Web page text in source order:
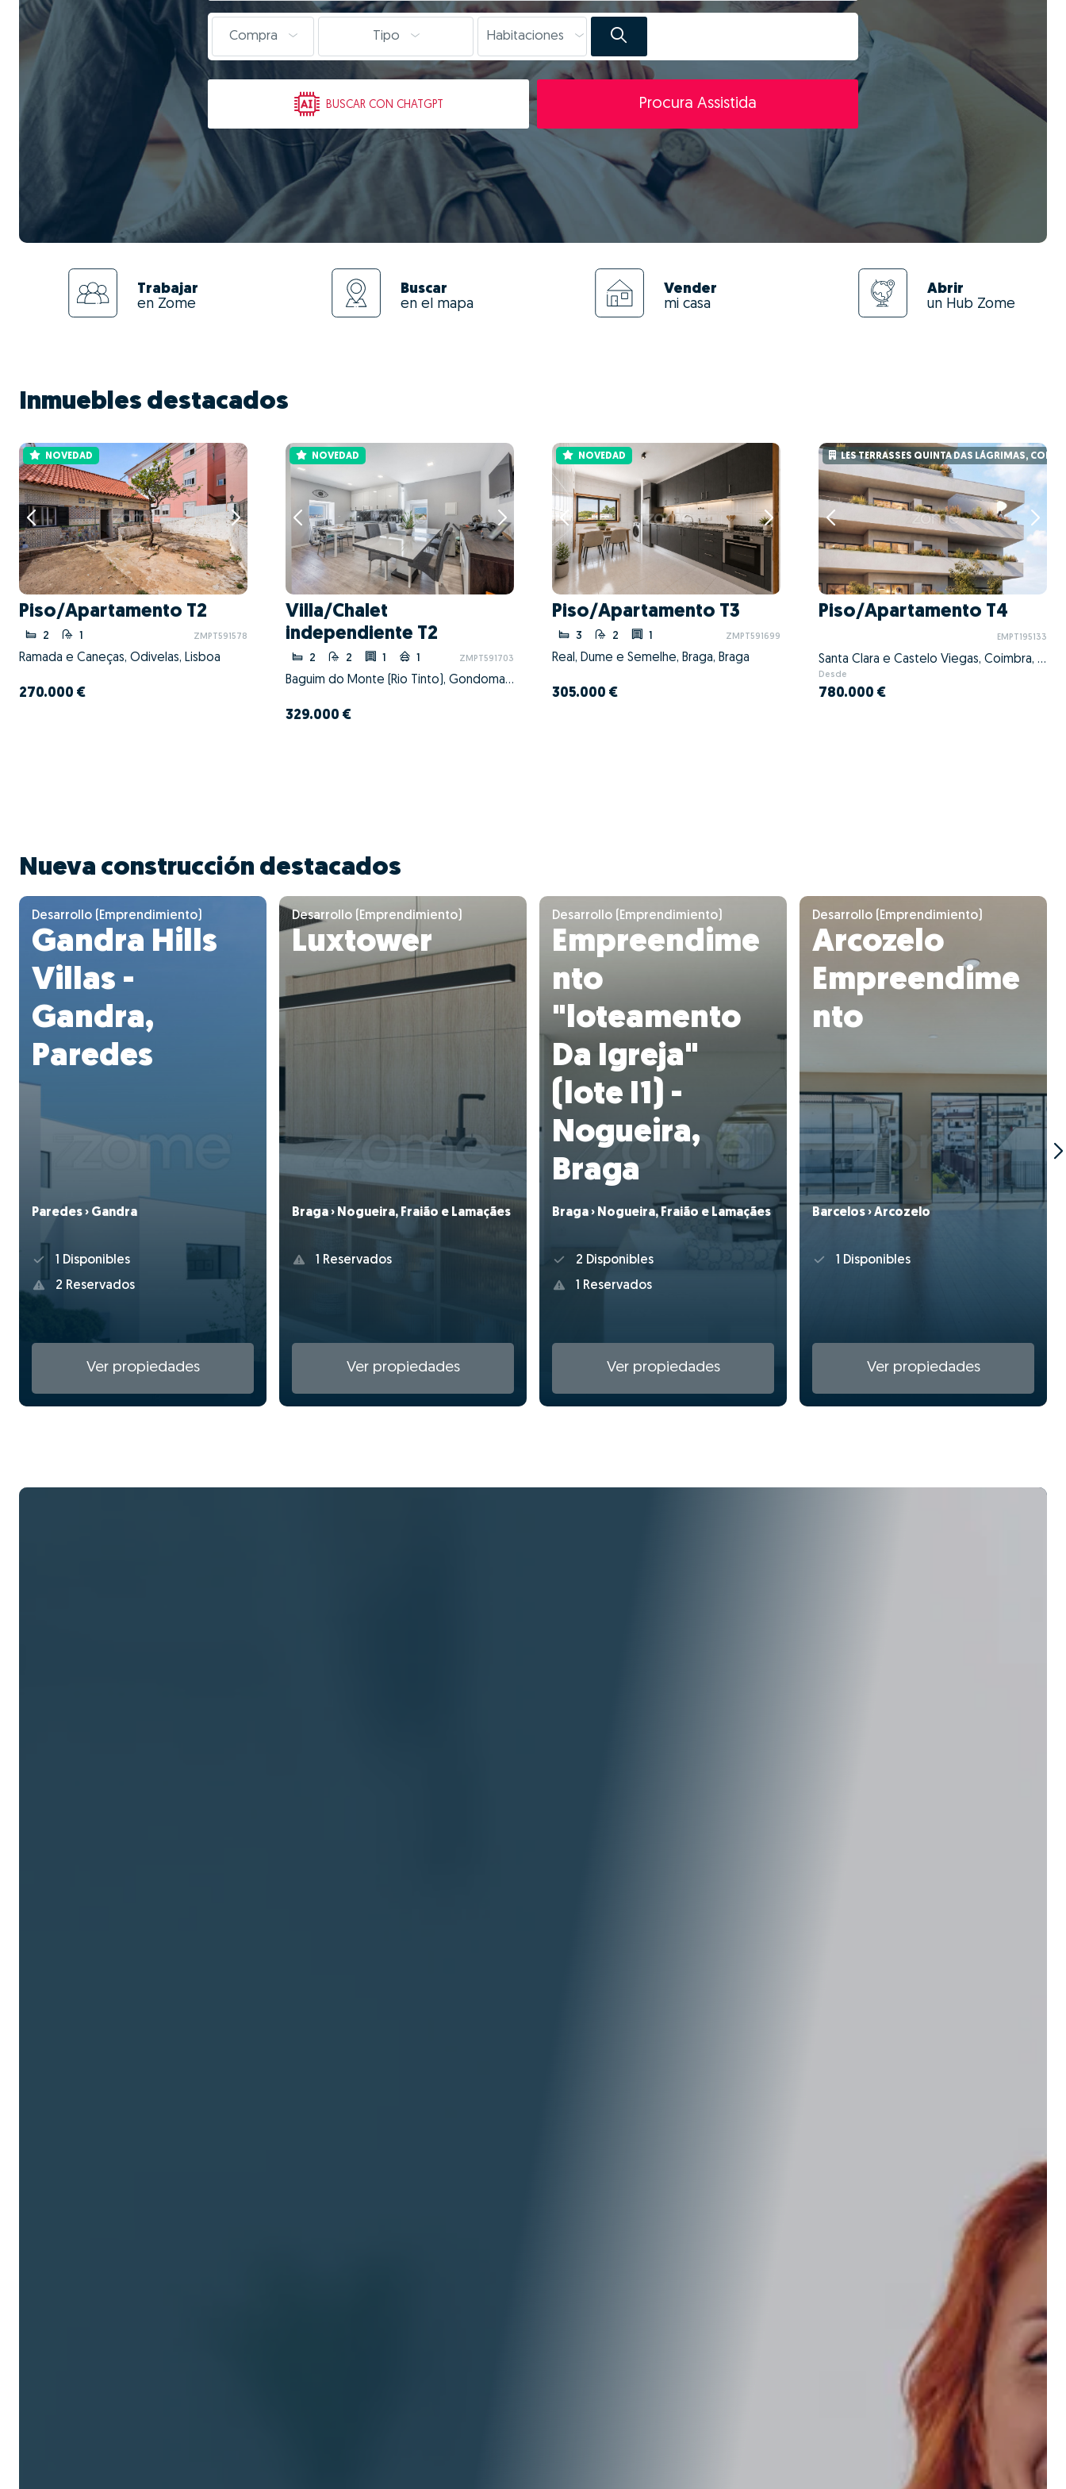
Compra Tipo Habitaciones
BUSCARCON CHATGPT Procura Assistida
Trabajar
en Zome
Buscar
en el mapa
Vender
mi casa
Abrir
un Hub Zome
Inmuebles destacados
NOVEDAD
Piso/Apartamento T2
2 1 ZMPT591578
Ramada e Caneças, Odivelas, Lisboa
270.000 €
NOVEDAD
Villa/Chalet
independiente T2
2 2 1 1 ZMPT591703
Baguim do Monte (Rio Tinto), Gondomar, Porto
329.000 €
NOVEDAD
Piso/Apartamento T3
3 2 1 ZMPT591699
Real, Dume e Semelhe, Braga, Braga
305.000 €
LES TERRASSES QUINTA DAS LÁGRIMAS,
Piso/Apartamento T4
EMPT195133
Santa Clara e Castelo Viegas, Coimbra, Coimbra
Desde
780.000 €
Nueva construcción destacados
Desarrollo (Emprendimiento)
Gandra Hills
Villas -
Gandra,
Paredes
Paredes › Gandra
1 Disponibles
2 Reservados
Ver propiedades
Desarrollo (Emprendimiento)
Luxtower
Braga › Nogueira, Fraião e Lamaçães
1 Reservados
Ver propiedades
Desarrollo (Emprendimiento)
Empreendime
nto
"loteamento
Da Igreja"
(lote I1) -
Nogueira,
Braga
Braga › Nogueira, Fraião e Lamaçães
2 Disponibles
1 Reservados
Ver propiedades
Desarrollo (Emprendimiento)
Arcozelo
Empreendime
nto
Barcelos › Arcozelo
1 Disponibles
Ver propiedades